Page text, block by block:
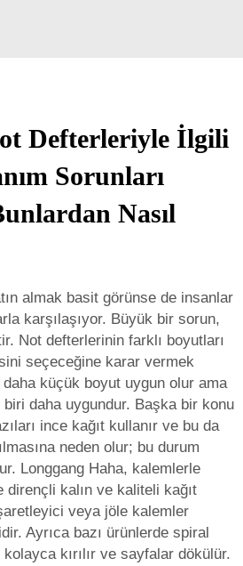
Defterleriyle İlgili
Sorunları
Nasıl
almak basit görünse de insanlar
karşılaşıyor. Büyük bir sorun,
Not defterlerinin farklı boyutları
seçeceğine karar vermek
küçük boyut uygun olur ama
daha uygundur. Başka bir konu
ince kağıt kullanır ve bu da
neden olur; bu durum
Longgang Haha, kalemlerle
kalın ve kaliteli kağıt
veya jöle kalemler
Ayrıca bazı ürünlerde spiral
kırılır ve sayfalar dökülür.